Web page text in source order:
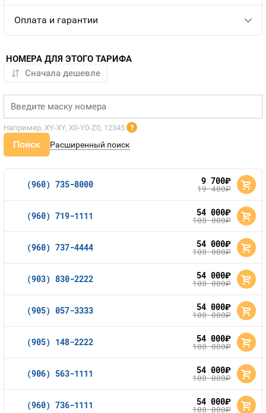
Оплата и гарантии
НОМЕРА ДЛЯ ЭТОГО ТАРИФА
Например, XY-XY, X0-Y0-Z0, 12345 ?
Поиск Расширенный поиск
(960) 735-8000 9 700руб.
19 400руб.
(960) 719-1111 54 000руб.
108 000руб.
(960) 737-4444 54 000руб.
108 000руб.
(903) 830-2222 54 000руб.
108 000руб.
(905) 057-3333 54 000руб.
108 000руб.
(905) 148-2222 54 000руб.
108 000руб.
(906) 563-1111 54 000руб.
108 000руб.
(960) 736-1111 54 000руб.
108 000руб.